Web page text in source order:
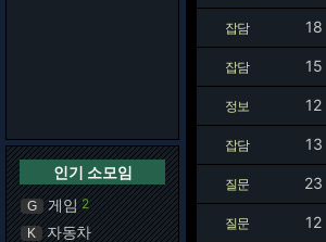
인기 소모임
G 게임 2
K 자동차
잡담 18
잡담 15
정보 12
잡담 13
질문 23
질문 12